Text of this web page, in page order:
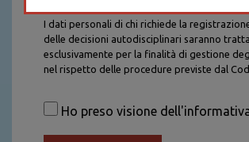
I dati personali di chi richiede la
delle decisioni autodisciplinari saranno
esclusivamente per la finalità di gestione
nel rispetto delle procedure previste dal
saranno trattati con tutte le cautele richieste
saranno conservati per la durata stabilita
Ho preso visione